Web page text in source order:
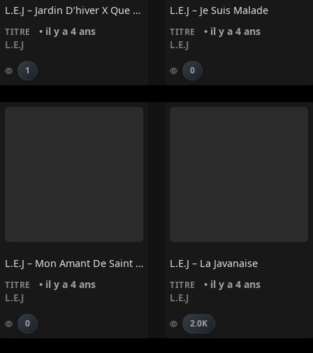
L.E.J – Jardin D’hiver X Que Reste-T-Il De Nos Amours
TITRE • il y a 4 ans
L.E.J
1
L.E.J – Je Suis Malade
TITRE • il y a 4 ans
L.E.J
0
L.E.J – Mon Amant De Saint Jean
TITRE • il y a 4 ans
L.E.J
0
L.E.J – La Javanaise
TITRE • il y a 4 ans
L.E.J
2.0K